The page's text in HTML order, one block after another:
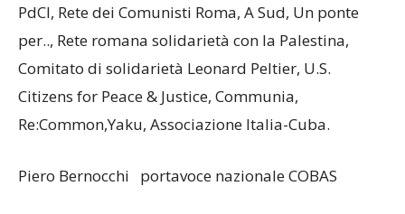
PdCI, Rete dei Comunisti Roma, A Sud, Un ponte
per.., Rete romana solidarietà con la Palestina,
Comitato di solidarietà Leonard Peltier, U.S.
Citizens for Peace & Justice, Communia,
Re:Common,Yaku, Associazione Italia-Cuba.
Piero Bernocchi portavoce nazionale COBAS